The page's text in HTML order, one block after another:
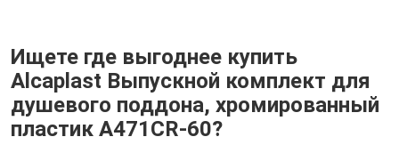
Ищете где выгоднее купить
Alcaplast Выпускной комплект для
душевого поддона, хромированный
пластик A471CR-60?